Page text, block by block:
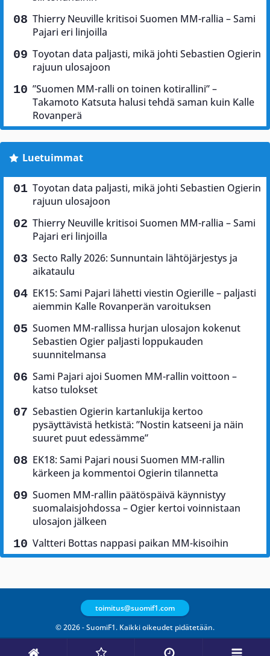
Thierry Neuville kritisoi Suomen MM-rallia – Sami
Pajari eri linjoilla
Toyotan data paljasti, mikä johti Sebastien Ogierin
rajuun ulosajoon
”Suomen MM-ralli on toinen kotirallini” –
Takamoto Katsuta halusi tehdä saman kuin Kalle
Rovanperä
Luetuimmat
Toyotan data paljasti, mikä johti Sebastien Ogierin
rajuun ulosajoon
Thierry Neuville kritisoi Suomen MM-rallia – Sami
Pajari eri linjoilla
Secto Rally 2026: Sunnuntain lähtöjärjestys ja
aikataulu
EK15: Sami Pajari lähetti viestin Ogierille – paljasti
aiemmin Kalle Rovanperän varoituksen
Suomen MM-rallissa hurjan ulosajon kokenut
Sebastien Ogier paljasti loppukauden
suunnitelmansa
Sami Pajari ajoi Suomen MM-rallin voittoon –
katso tulokset
Sebastien Ogierin kartanlukija kertoo
pysäyttävistä hetkistä: ”Nostin katseeni ja näin
suuret puut edessämme”
EK18: Sami Pajari nousi Suomen MM-rallin
kärkeen ja kommentoi Ogierin tilannetta
Suomen MM-rallin päätöspäivä käynnistyy
suomalaisjohdossa – Ogier kertoi voinnistaan
ulosajon jälkeen
Valtteri Bottas nappasi paikan MM-kisoihin
© 2026 - SuomiF1. Kaikki oikeudet pidätetään.
toimitus@suomif1.com